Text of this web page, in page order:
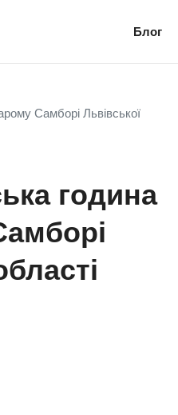
Блог
Самборі Львівської
година